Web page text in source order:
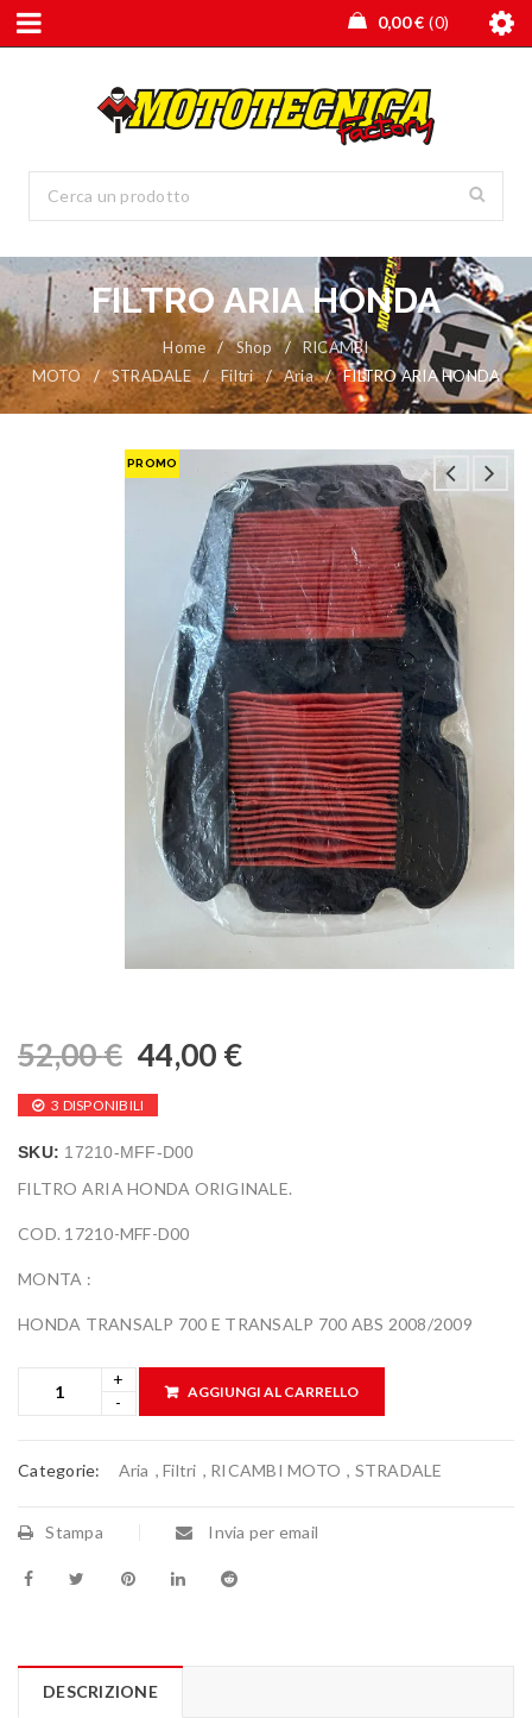
0,00€ 0
FILTRO ARIA HONDA
Home / Shop /
RICAMBI
MOTO
/ STRADALE / Filtri / Aria / FILTRO ARIA HONDA
PROMO
52,00€ 44,00 €
3 DISPONIBILI
SKU: 17210-MFF-D00
FILTRO ARIA HONDA ORIGINALE.
COD. 17210-MFF-D00
MONTA :
HONDA TRANSALP 700 E TRANSALP 700 ABS 2008/2009
AGGIUNGI AL CARRELLO
Categorie: Aria , Filtri , RICAMBI MOTO , STRADALE
Stampa Invia per email
DESCRIZIONE